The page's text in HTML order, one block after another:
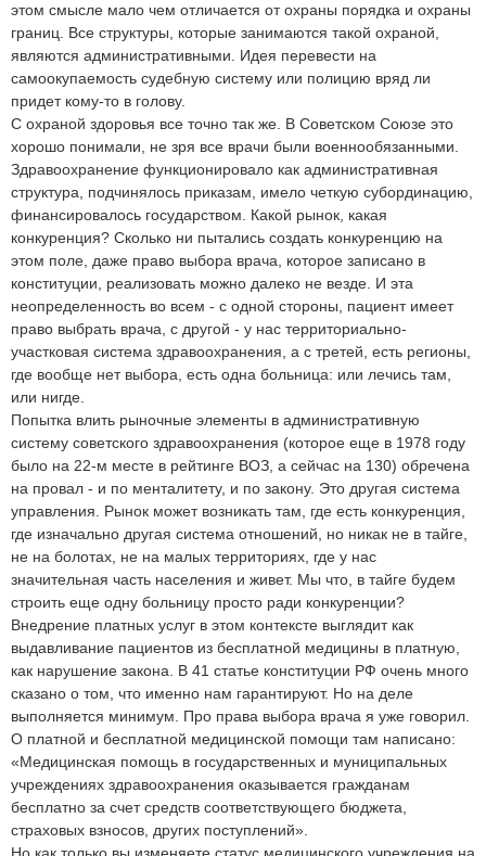
этом смысле мало чем отличается от охраны порядка и охраны
границ. Все структуры, которые занимаются такой охраной,
являются административными. Идея перевести на
самоокупаемость судебную систему или полицию вряд ли
придет кому-то в голову.
С охраной здоровья все точно так же. В Советском Союзе это
хорошо понимали, не зря все врачи были военнообязанными.
Здравоохранение функционировало как административная
структура, подчинялось приказам, имело четкую субординацию,
финансировалось государством. Какой рынок, какая
конкуренция? Сколько ни пытались создать конкуренцию на
этом поле, даже право выбора врача, которое записано в
конституции, реализовать можно далеко не везде. И эта
неопределенность во всем - с одной стороны, пациент имеет
право выбрать врача, с другой - у нас территориально-
участковая система здравоохранения, а с третей, есть регионы,
где вообще нет выбора, есть одна больница: или лечись там,
или нигде.
Попытка влить рыночные элементы в административную
систему советского здравоохранения (которое еще в 1978 году
было на 22-м месте в рейтинге ВОЗ, а сейчас на 130) обречена
на провал - и по менталитету, и по закону. Это другая система
управления. Рынок может возникать там, где есть конкуренция,
где изначально другая система отношений, но никак не в тайге,
не на болотах, не на малых территориях, где у нас
значительная часть населения и живет. Мы что, в тайге будем
строить еще одну больницу просто ради конкуренции?
Внедрение платных услуг в этом контексте выглядит как
выдавливание пациентов из бесплатной медицины в платную,
как нарушение закона. В 41 статье конституции РФ очень много
сказано о том, что именно нам гарантируют. Но на деле
выполняется минимум. Про права выбора врача я уже говорил.
О платной и бесплатной медицинской помощи там написано:
«Медицинская помощь в государственных и муниципальных
учреждениях здравоохранения оказывается гражданам
бесплатно за счет средств соответствующего бюджета,
страховых взносов, других поступлений».